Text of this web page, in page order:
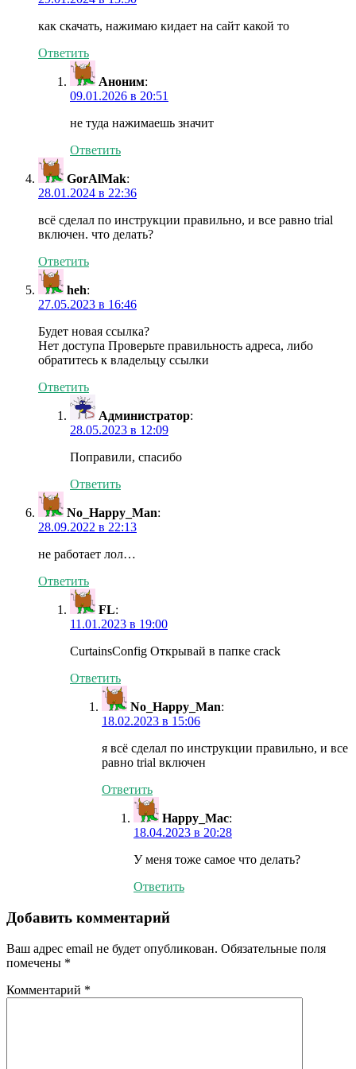
как скачать, нажимаю кидает на сайт какой то
Ответить
Аноним:
09.01.2026 в 20:51
не туда нажимаешь значит
Ответить
GorAlMak:
28.01.2024 в 22:36
всё сделал по инструкции правильно, и все равно trial
включен. что делать?
Ответить
heh:
27.05.2023 в 16:46
Будет новая ссылка?
Нет доступа Проверьте правильность адреса, либо
обратитесь к владельцу ссылки
Ответить
Администратор:
28.05.2023 в 12:09
Поправили, спасибо
Ответить
No_Happy_Man:
28.09.2022 в 22:13
не работает лол…
Ответить
FL:
11.01.2023 в 19:00
CurtainsConfig Открывай в папке crack
Ответить
No_Happy_Man:
18.02.2023 в 15:06
я всё сделал по инструкции правильно, и все
равно trial включен
Ответить
Happy_Mac:
18.04.2023 в 20:28
У меня тоже самое что делать?
Ответить
Добавить комментарий
Ваш адрес email не будет опубликован. Обязательные поля
помечены *
Комментарий *